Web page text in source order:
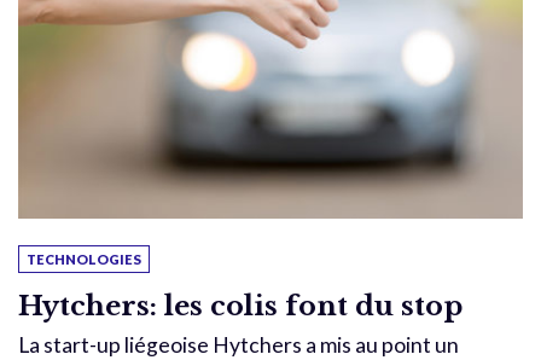
TECHNOLOGIES
Hytchers: les colis font du stop
La start-up liégeoise Hytchers a mis au point un